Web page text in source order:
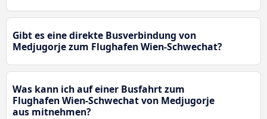
Gibt es eine direkte Busverbindung von
Medjugorje zum Flughafen Wien-Schwechat?
Was kann ich auf einer Busfahrt zum
Flughafen Wien-Schwechat von Medjugorje
aus mitnehmen?